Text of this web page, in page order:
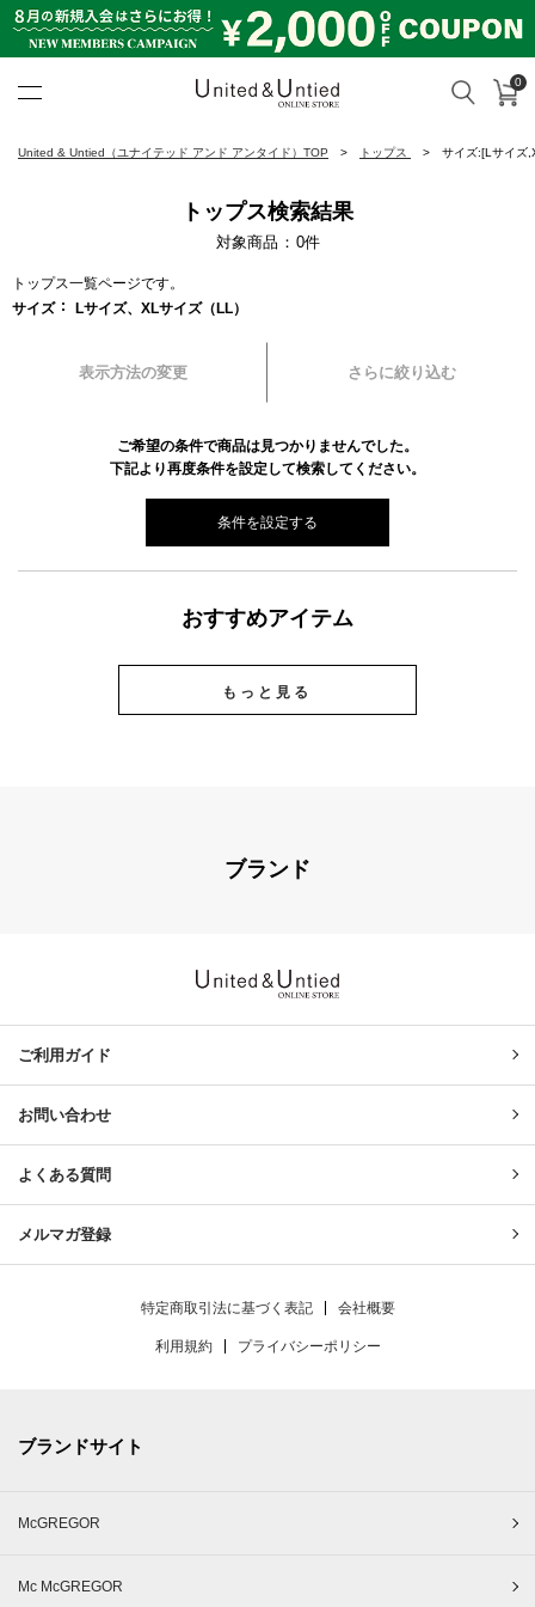
検索 カ
0
United & Untied（ユナイテッド アンド アンタイド）TOP トップス サイズ:[Lサイズ
トップス検索結果
対象商品 0件
トップス一覧ページです。
サイズ
Lサイズ、XLサイズ（LL）
表示方法の変更 さらに絞り込む
ご希望の条件で商品は見つかりませんでした。
下記より再度条件を設定して検索してください。
条件を設定する
おすすめアイテム
もっと見る
ブランド
ご利用ガイド
お問い合わせ
よくある質問
メルマガ登録
特定商取引法に基づく表記 会社概要
利用規約 プライバシーポリシー
ブランドサイト
McGREGOR
Mc McGREGOR